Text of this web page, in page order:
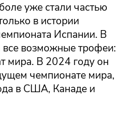
уже стали частью
в истории
Испании. В
возможные трофеи:
мира. В 2024 году он
чемпионате мира,
в США, Канаде и